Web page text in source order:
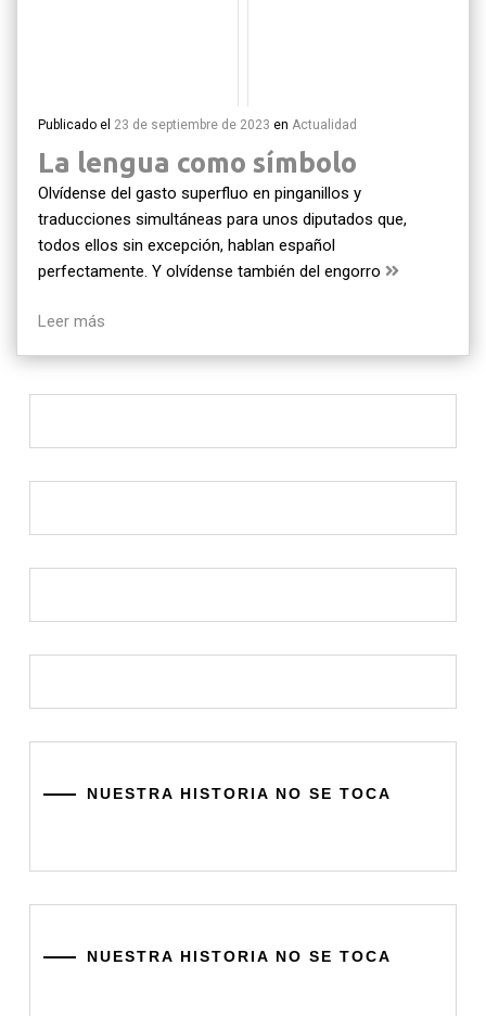
Publicado el 23 de septiembre de 2023 en Actualidad
La lengua como símbolo
Olvídense del gasto superfluo en pinganillos y
traducciones simultáneas para unos diputados que,
todos ellos sin excepción, hablan español
perfectamente. Y olvídense también del engorro
Leer más
NUESTRA HISTORIA NO SE TOCA
NUESTRA HISTORIA NO SE TOCA